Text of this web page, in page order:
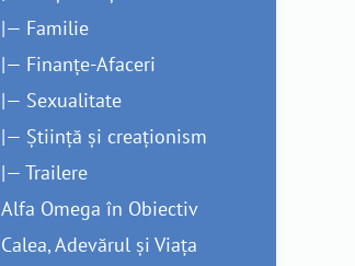
|— Familie
|— Finanțe-Afaceri
|— Sexualitate
|— Știință și creaționism
|— Trailere
Alfa Omega în Obiectiv
Calea, Adevărul și Viața